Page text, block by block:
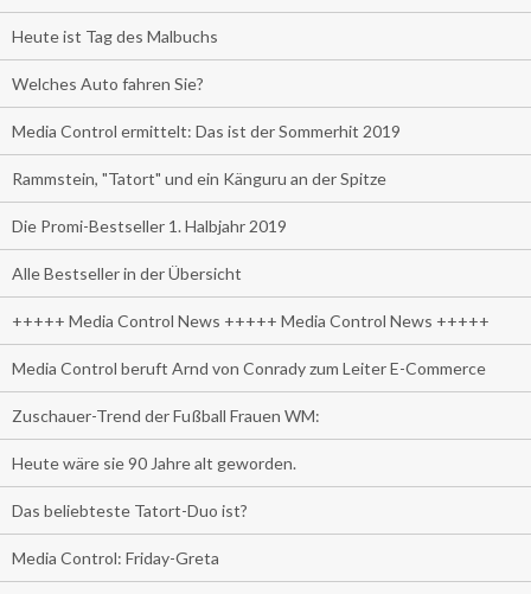
Heute ist Tag des Malbuchs
Welches Auto fahren Sie?
Media Control ermittelt: Das ist der Sommerhit 2019
Rammstein, "Tatort" und ein Känguru an der Spitze
Die Promi-Bestseller 1. Halbjahr 2019
Alle Bestseller in der Übersicht
+++++ Media Control News +++++ Media Control News +++++
Media Control beruft Arnd von Conrady zum Leiter E-Commerce
Zuschauer-Trend der Fußball Frauen WM:
Heute wäre sie 90 Jahre alt geworden.
Das beliebteste Tatort-Duo ist?
Media Control: Friday-Greta